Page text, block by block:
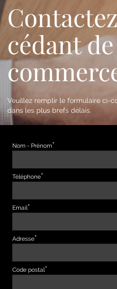
cédant
Veuillez remplir le formulaire ci-
dans les plus brefs délais.
Nom - Prénom
Téléphone
Email
Adresse
Code postal